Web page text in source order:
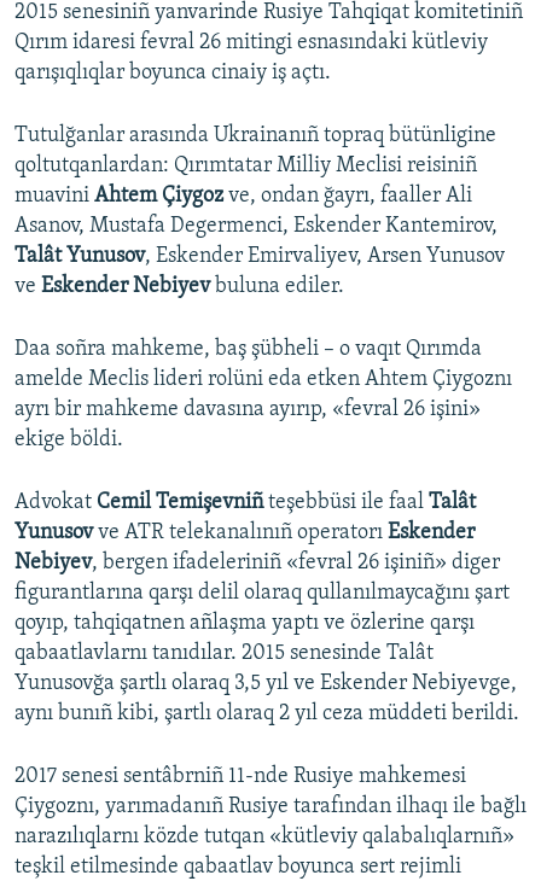
2015 senesiniñ yanvarinde Rusiye Tahqiqat komitetiniñ
Qırım idaresi fevral 26 mitingi esnasındaki kütleviy
qarışıqlıqlar boyunca cinaiy iş açtı.
Tutulğanlar arasında Ukrainanıñ topraq bütünligine
qoltutqanlardan: Qırımtatar Milliy Meclisi reisiniñ
muavini Ahtem Çiygozve, ondan ğayrı, faaller Ali
Asanov, Mustafa Degermenci, Eskender Kantemirov,
Talât Yunusov, Eskender Emirvaliyev, Arsen Yunusov
ve Eskender Nebiyevbuluna ediler.
Daa soñra mahkeme, baş şübheli – o vaqıt Qırımda
amelde Meclis lideri rolüni eda etken Ahtem Çiygoznı
ayrı bir mahkeme davasına ayırıp, «fevral 26 işini»
ekige böldi.
Advokat Cemil Temişevniñteşebbüsi ile faal Talât
Yunusovve ATR telekanalınıñ operatorı Eskender
Nebiyev, bergen ifadeleriniñ «fevral 26 işiniñ» diger
figurantlarına qarşı delil olaraq qullanılmaycağını şart
qoyıp, tahqiqatnen añlaşma yaptı ve özlerine qarşı
qabaatlavlarnı tanıdılar. 2015 senesinde Talât
Yunusovğa şartlı olaraq 3,5 yıl ve Eskender Nebiyevge,
aynı bunıñ kibi, şartlı olaraq 2 yıl ceza müddeti berildi.
2017 senesi sentâbrniñ 11-nde Rusiye mahkemesi
Çiygoznı, yarımadanıñ Rusiye tarafından ilhaqı ile bağlı
narazılıqlarnı közde tutqan «kütleviy qalabalıqlarnıñ»
teşkil etilmesinde qabaatlav boyunca sert rejimli